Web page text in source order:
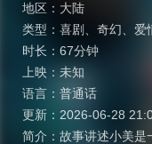
地区： 大陆
类型： 喜剧 奇幻 爱
时长： 67分钟
上映： 未知
语言： 普通话
更新： 2026-06-28
简介： 故事讲述小美是